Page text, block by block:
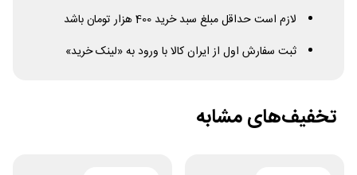
لازم است حداقل مبلغ سبد خرید 400 هزار تومان باشد
ثبت سفارش اول از ایران کالا با ورود به «لینک خرید»
تخفیف‌های مشابه